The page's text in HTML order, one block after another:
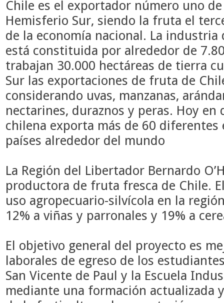
Chile es el exportador número uno
Hemisferio Sur, siendo la fruta el
de la economía nacional. La
está constituida por alrededor de
trabajan 30.000 hectáreas de tierra
Sur las exportaciones de fruta de
considerando uvas, manzanas,
nectarines, duraznos y peras. Hoy
chilena exporta más de 60 diferentes
países alrededor del mundo
La Región del Libertador Bernardo
productora de fruta fresca de Chile.
uso agropecuario-silvícola en la
12% a viñas y parronales y 19% a
El objetivo general del proyecto es
laborales de egreso de los
San Vicente de Paul y la Escuela
mediante una formación actualizada